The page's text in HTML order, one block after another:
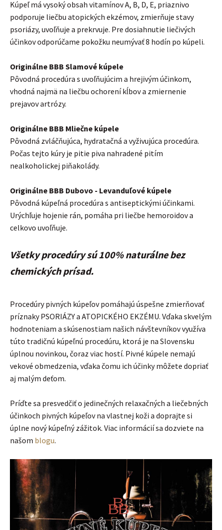
Kúpeľ má vysoký obsah vitamínov A, B, D, E, priaznivo
podporuje liečbu atopických ekzémov, zmierňuje stavy
psoriázy, uvoľňuje a prekrvuje. Pre dosiahnutie liečivých
účinkov odporúčame pokožku neumývať 8 hodín po kúpeli.
Originálne BBB Slamové kúpele
Pôvodná procedúra s uvoľňujúcim a hrejivým účinkom,
vhodná najmä na liečbu ochorení kĺbov a zmiernenie
prejavov artrózy.
Originálne BBB Mliečne kúpele
Pôvodná zvláčňujúca, hydratačná a vyživujúca procedúra.
Počas tejto kúry je pitie piva nahradené pitím
nealkoholickej piňakolády.
Originálne BBB Dubovo - Levanduľové kúpele
Pôvodná kúpeľná procedúra s antiseptickými účinkami.
Urýchľuje hojenie rán, pomáha pri liečbe hemoroidov a
celkovo uvoľňuje.
Všetky procedúry sú 100% naturálne bez
chemických prísad.
Procedúry pivných kúpeľov pomáhajú úspešne zmierňovať
príznaky PSORIÁZY a ATOPICKÉHO EKZÉMU. Vďaka skvelým
hodnoteniam a skúsenostiam našich návštevníkov využíva
túto tradičnú kúpeľnú procedúru, ktorá je na Slovensku
úplnou novinkou, čoraz viac hostí. Pivné kúpele nemajú
vekové obmedzenia, vďaka čomu ich účinky môžete dopriať
aj malým deťom.
Príďte sa presvedčiť o jedinečných relaxačných a liečebných
účinkoch pivných kúpeľov na vlastnej koži a doprajte si
úplne nový kúpeľný zážitok. Viac informácií sa dozviete na
našom blogu.